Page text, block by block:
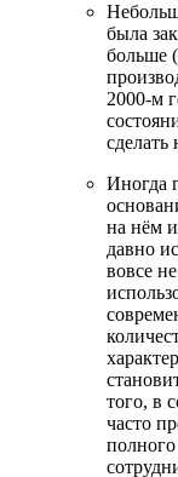
была
больше
2000-м
сделать
Иногда
на нём
давно
вовсе
того, в
часто